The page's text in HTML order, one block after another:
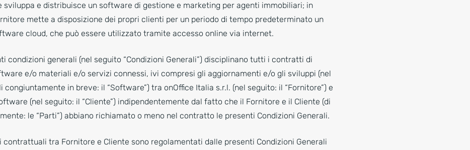
sviluppa e distribuisce un software di gestione e marketing per agenti immobiliari; in
mette a disposizione dei propri clienti per un periodo di tempo predeterminato un
cloud, che può essere utilizzato tramite accesso online via internet.
condizioni generali (nel seguito “Condizioni Generali”) disciplinano tutti i contratti di
e/o materiali e/o servizi connessi, ivi compresi gli aggiornamenti e/o gli sviluppi (nel
in breve: il “Software”) tra onOffice Italia s.r.l. (nel seguito: il “Fornitore”) e
(nel seguito: il “Cliente”) indipendentemente dal fatto che il Fornitore e il Cliente (di
le “Parti”) abbiano richiamato o meno nel contratto le presenti Condizioni Generali.
contrattuali tra Fornitore e Cliente sono regolamentati dalle presenti Condizioni Generali